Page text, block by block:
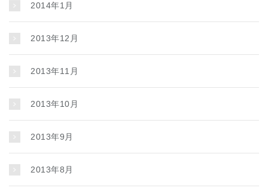
2014年1月
2013年12月
2013年11月
2013年10月
2013年9月
2013年8月